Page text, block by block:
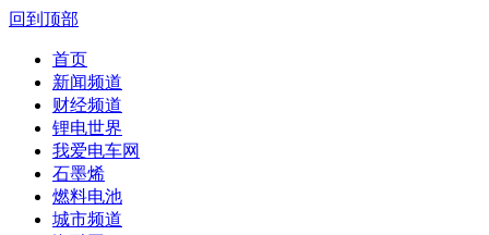
回到顶部
首页
新闻频道
财经频道
锂电世界
我爱电车网
石墨烯
燃料电池
城市频道